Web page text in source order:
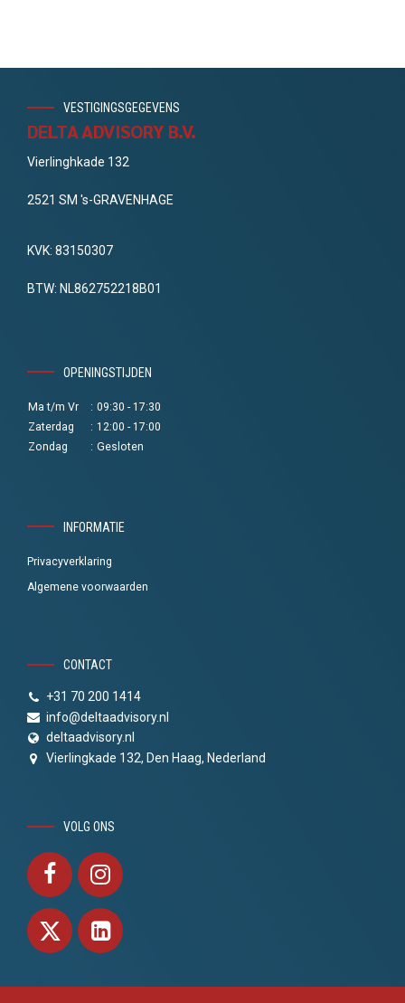
VESTIGINGSGEGEVENS
DELTA ADVISORY B.V.
Vierlinghkade 132
2521 SM 's-GRAVENHAGE
KVK: 83150307
BTW: NL862752218B01
OPENINGSTIJDEN
Ma t/m Vr : 09:30 - 17:30
Zaterdag
: 12:00 - 17:00
Zondag
: Gesloten
INFORMATIE
Privacyverklaring
Algemene voorwaarden
CONTACT
+31 70 200 1414
info@deltaadvisory.nl
deltaadvisory.nl
Vierlingkade 132, Den Haag, Nederland
VOLG ONS